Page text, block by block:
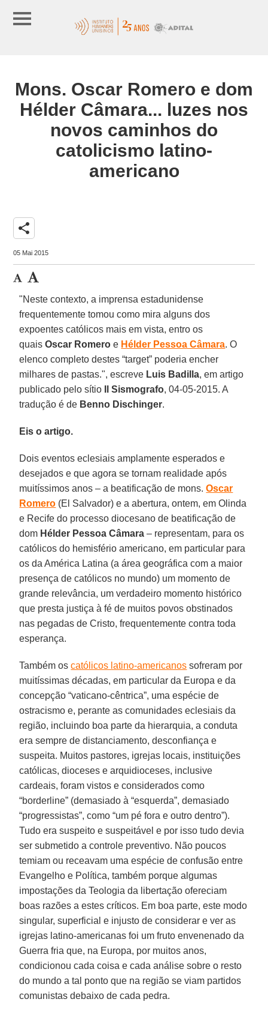
Mons. Oscar Romero e dom
Hélder Câmara... luzes nos
novos caminhos do
catolicismo latino-
americano
share
05 Mai 2015
"Neste contexto, a imprensa estadunidense
frequentemente tomou como mira alguns dos
expoentes católicos mais em vista, entro os
quaisOscar Romero e Hélder Pessoa Câmara. O
elenco completo destes “target” poderia encher
milhares de pastas.", escreve Luis Badilla, em artigo
publicado pelo sítio
Il Sismografo, 04-05-2015. A
tradução é de Benno Dischinger.
Eis o artigo.
Dois eventos eclesiais amplamente esperados e
desejados e que agora se tornam realidade após
muitíssimos anos – a beatificação de mons.Oscar
Romero (El Salvador) e a abertura, ontem, em Olinda
e Recife do processo diocesano de beatificação de
dom Hélder Pessoa Câmara – representam, para os
católicos do hemisfério americano, em particular para
os da América Latina (a área geográfica com a maior
presença de católicos no mundo) um momento de
grande relevância, um verdadeiro momento histórico
que presta justiça à fé de muitos povos obstinados
nas pegadas de Cristo, frequentemente contra toda
esperança.
Também oscatólicos latino-americanos sofreram por
muitíssimas décadas, em particular da Europa e da
concepção “vaticano-cêntrica”, uma espécie de
ostracismo e, perante as comunidades eclesiais da
região, incluindo boa parte da hierarquia, a conduta
era sempre de distanciamento, desconfiança e
suspeita. Muitos pastores, igrejas locais, instituições
católicas, dioceses e arquidioceses, inclusive
cardeais, foram vistos e considerados como
“borderline” (demasiado à “esquerda”, demasiado
“progressistas”, como “um pé fora e outro dentro”).
Tudo era suspeito e suspeitável e por isso tudo devia
ser submetido a controle preventivo. Não poucos
temiam ou receavam uma espécie de confusão entre
Evangelho e Política, também porque algumas
impostações da Teologia da libertação ofereciam
boas razões a estes críticos. Em boa parte, este modo
singular, superficial e injusto de considerar e ver as
igrejas latino-americanas foi um fruto envenenado da
Guerra fria que, na Europa, por muitos anos,
condicionou cada coisa e cada análise sobre o resto
do mundo a tal ponto que na região se viam partidos
comunistas debaixo de cada pedra.